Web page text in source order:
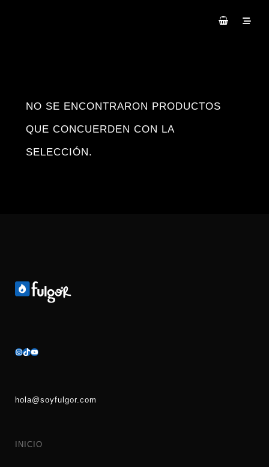
NO SE ENCONTRARON PRODUCTOS
QUE CONCUERDEN CON LA
SELECCIÓN.
hola@soyfulgor.com
INICIO